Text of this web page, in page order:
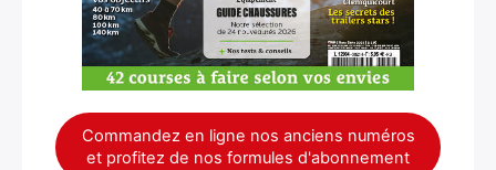
Commandez en ligne nos anciens numéros
et profitez de nos formules d'abonnement